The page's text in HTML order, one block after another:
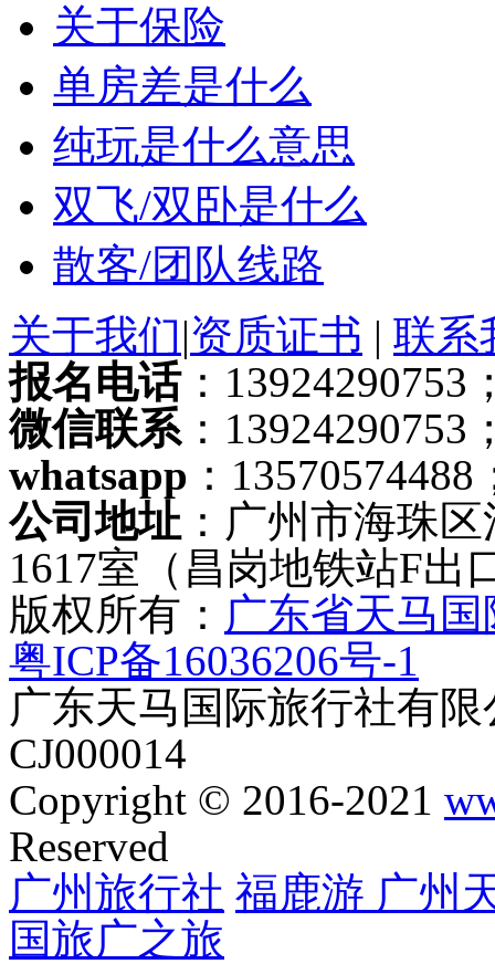
关于保险
单房差是什么
纯玩是什么意思
双飞/双卧是什么
散客/团队线路
关于我们|资质证书 | 联系
报名电话：13924290753
微信联系：13924290753
whatsapp ：13570574488
公司地址 ：广州市海珠
1617室（昌岗地铁站F出
版权所有： 广东省天马
粤ICP备16036206号-1
广东天马国际旅行社有
CJ000014
Copyright © 2016-2021
Reserved
广州旅行社 福鹿游 广州
国旅广之旅